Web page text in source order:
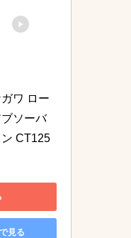
ワ ロー
ソーバ
CT125
見る